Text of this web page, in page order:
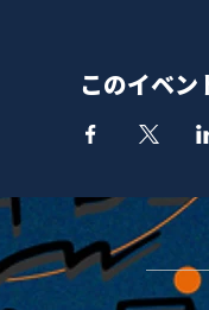
このイベン